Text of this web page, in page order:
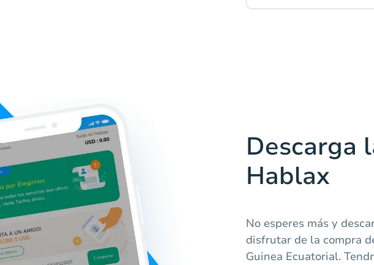
Descarga
Hablax
No esperes más y
disfrutar de la compra
Guinea Ecuatorial.